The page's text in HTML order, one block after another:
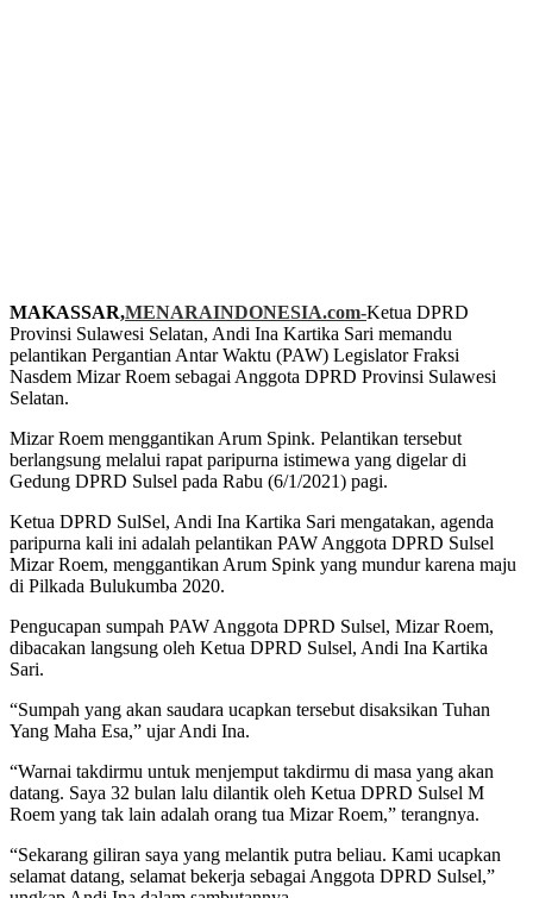
MAKASSAR,MENARAINDONESIA.com-Ketua DPRD
Provinsi Sulawesi Selatan, Andi Ina Kartika Sari memandu
pelantikan Pergantian Antar Waktu (PAW) Legislator Fraksi
Nasdem Mizar Roem sebagai Anggota DPRD Provinsi Sulawesi
Selatan.
Mizar Roem menggantikan Arum Spink. Pelantikan tersebut
berlangsung melalui rapat paripurna istimewa yang digelar di
Gedung DPRD Sulsel pada Rabu (6/1/2021) pagi.
Ketua DPRD SulSel, Andi Ina Kartika Sari mengatakan, agenda
paripurna kali ini adalah pelantikan PAW Anggota DPRD Sulsel
Mizar Roem, menggantikan Arum Spink yang mundur karena maju
di Pilkada Bulukumba 2020.
Pengucapan sumpah PAW Anggota DPRD Sulsel, Mizar Roem,
dibacakan langsung oleh Ketua DPRD Sulsel, Andi Ina Kartika
Sari.
“Sumpah yang akan saudara ucapkan tersebut disaksikan Tuhan
Yang Maha Esa,” ujar Andi Ina.
“Warnai takdirmu untuk menjemput takdirmu di masa yang akan
datang. Saya 32 bulan lalu dilantik oleh Ketua DPRD Sulsel M
Roem yang tak lain adalah orang tua Mizar Roem,” terangnya.
“Sekarang giliran saya yang melantik putra beliau. Kami ucapkan
selamat datang, selamat bekerja sebagai Anggota DPRD Sulsel,”